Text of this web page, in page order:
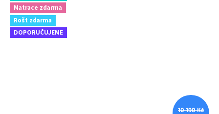
Matrace zdarma
Rošt zdarma
DOPORUČUJEME
10 190 Kč